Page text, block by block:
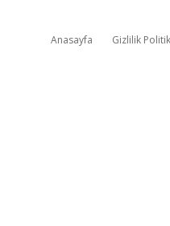
Anasayfa Gizlilik